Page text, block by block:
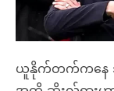
ယူနိုက်တက်ကနေ အ